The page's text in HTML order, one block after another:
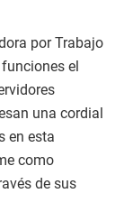
por Trabajo
el
una cordial
en esta
como
de sus